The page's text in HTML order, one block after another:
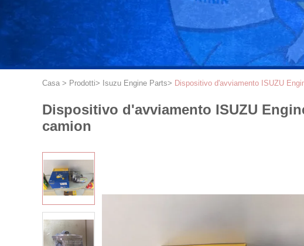
Casa > Prodotti> Isuzu Engine Parts> Dispositivo d'avviamento ISUZU
Dispositivo d'avviamento ISUZU
camion